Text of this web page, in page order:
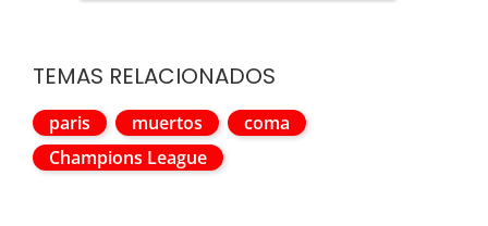
TEMAS RELACIONADOS
paris muertos
coma
Champions League